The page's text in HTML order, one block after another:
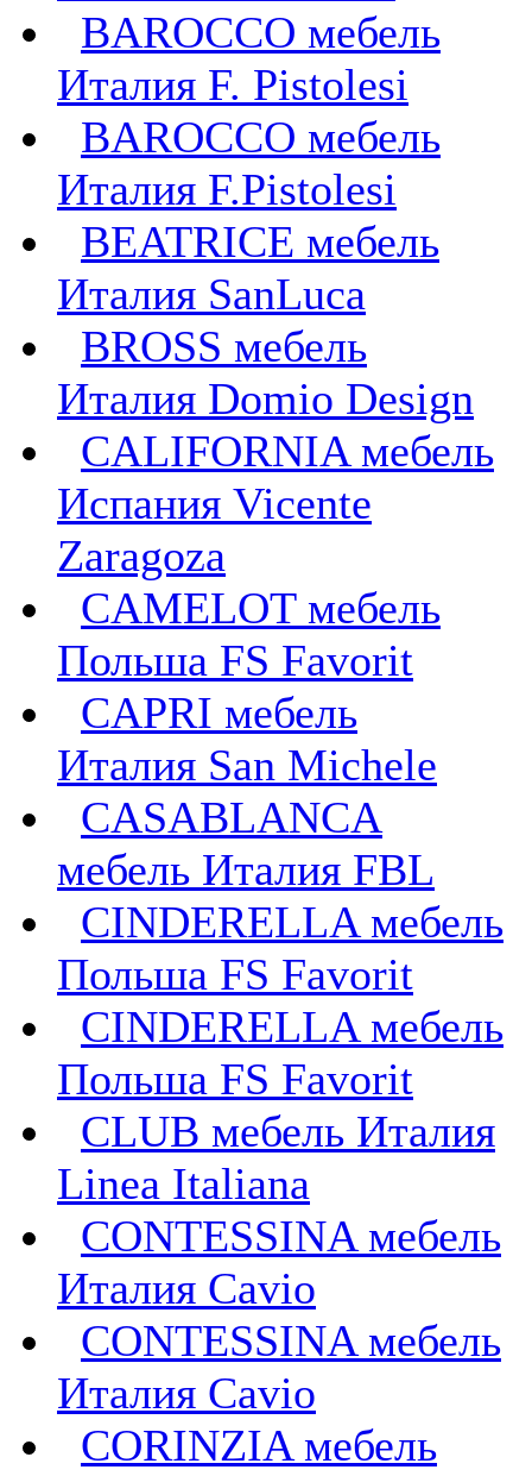
BAROCCO мебель
Италия F. Pistolesi
BAROCCO мебель
Италия F.Pistolesi
BEATRICE мебель
Италия SanLuca
BROSS мебель
Италия Domio Design
CALIFORNIA мебель
Испания Vicente
Zaragoza
CAMELOT мебель
Польша FS Favorit
CAPRI мебель
Италия San Michele
CASABLANCA
мебель Италия FBL
CINDERELLA мебель
Польша FS Favorit
CINDERELLA мебель
Польша FS Favorit
CLUB мебель Италия
Linea Italiana
CONTESSINA мебель
Италия Cavio
CONTESSINA мебель
Италия Сavio
CORINZIA мебель